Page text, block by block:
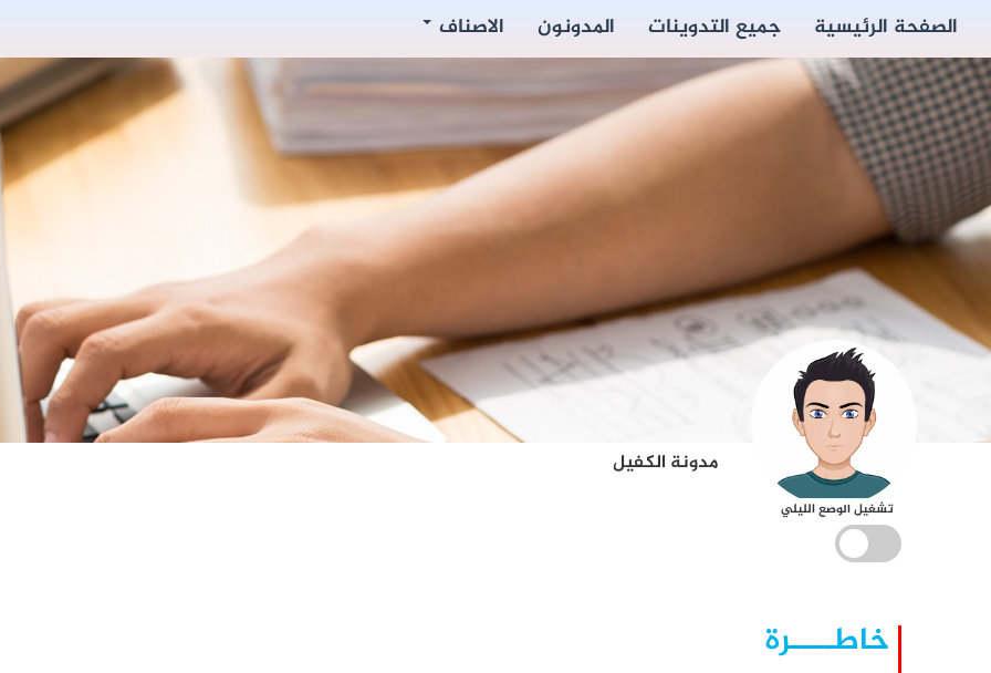
الصفحة الرئيسية جميع التدوينات المدونون الاصناف
مدونة الكفيل
تشغيل الوضع الليلي
خاطــــرة